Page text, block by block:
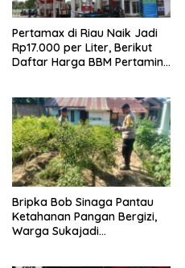
Pertamax di Riau Naik Jadi
Rp17.000 per Liter, Berikut
Daftar Harga BBM Pertamina
Bripka Bob Sinaga Pantau
Ketahanan Pangan Bergizi,
Warga Sukajadi